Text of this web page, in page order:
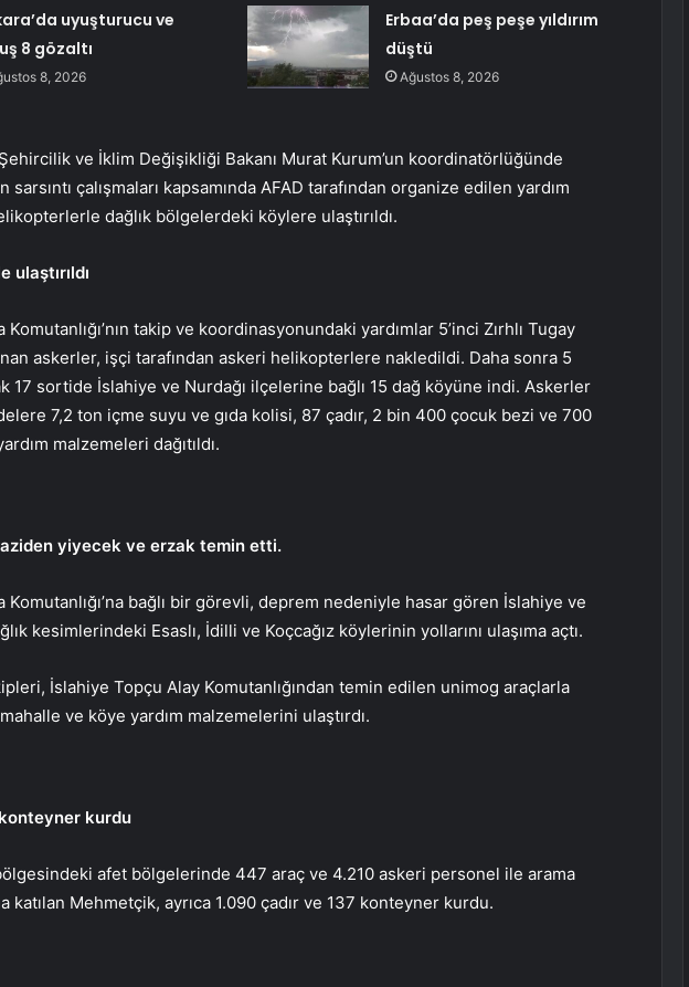
uyuşturucu ve
8 gözaltı
8, 2026
Erbaa’da peş peşe yıldırım
düştü
Ağustos 8, 2026
ve İklim Değişikliği Bakanı Murat Kurum’un koordinatörlüğünde
sarsıntı çalışmaları kapsamında AFAD tarafından organize edilen yardım
dağlık bölgelerdeki köylere ulaştırıldı.
ulaştırıldı
takip ve koordinasyonundaki yardımlar 5’inci Zırhlı Tugay
askerler, işçi tarafından askeri helikopterlere nakledildi. Daha sonra 5
17 sortide İslahiye ve Nurdağı ilçelerine bağlı 15 dağ köyüne indi. Askerler
7,2 ton içme suyu ve gıda kolisi, 87 çadır, 2 bin 400 çocuk bezi ve 700
malzemeleri dağıtıldı.
yiyecek ve erzak temin etti.
Komutanlığı’na bağlı bir görevli, deprem nedeniyle hasar gören İslahiye ve
kesimlerindeki Esaslı, İdilli ve Koçcağız köylerinin yollarını ulaşıma açtı.
İslahiye Topçu Alay Komutanlığından temin edilen unimog araçlarla
ve köye yardım malzemelerini ulaştırdı.
kurdu
afet bölgelerinde 447 araç ve 4.210 askeri personel ile arama
katılan Mehmetçik, ayrıca 1.090 çadır ve 137 konteyner kurdu.